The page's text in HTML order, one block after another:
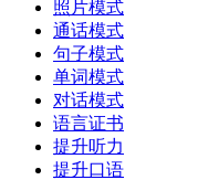
照片模式
通话模式
句子模式
单词模式
对话模式
语言证书
提升听力
提升口语